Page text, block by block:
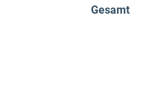
Gesamt